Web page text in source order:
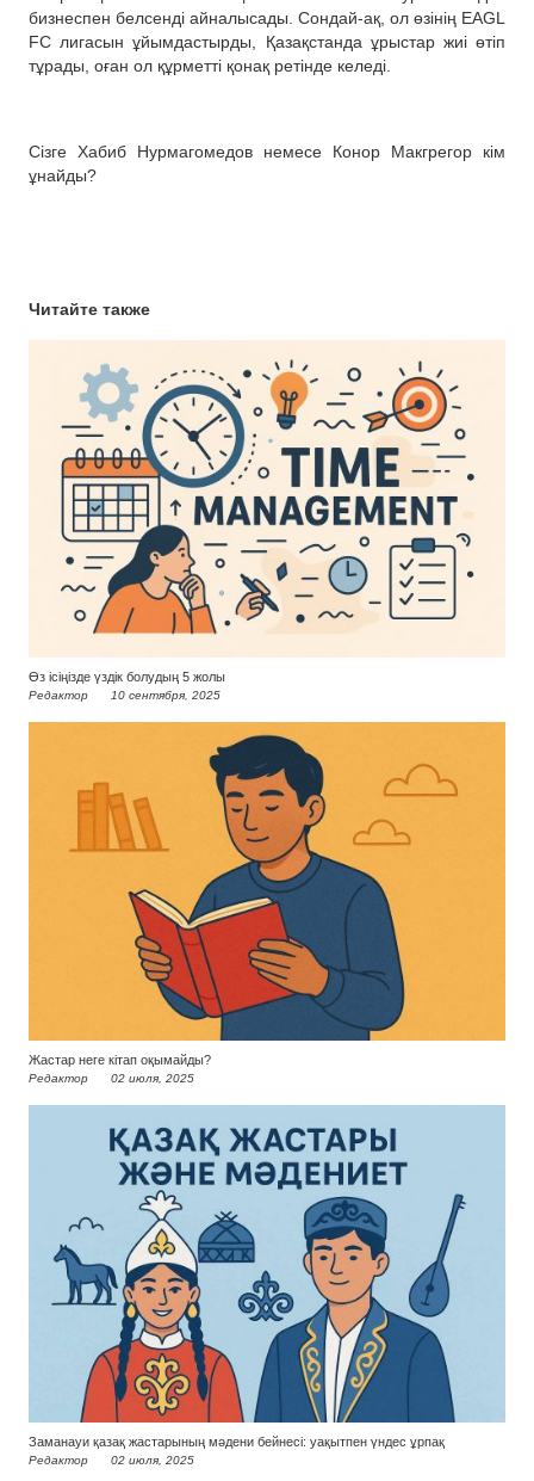
бизнеспен белсенді айналысады. Сондай-ақ, ол өзінің EAGL
FC лигасын ұйымдастырды, Қазақстанда ұрыстар жиі өтіп
тұрады, оған ол құрметті қонақ ретінде келеді.
Сізге Хабиб Нурмагомедов немесе Конор Макгрегор кім
ұнайды?
Читайте также
Өз ісіңізде үздік болудың 5 жолы
Редактор 10 сентября, 2025
Жастар неге кітап оқымайды?
Редактор 02 июля, 2025
Заманауи қазақ жастарының мәдени бейнесі: уақытпен үндес ұрпақ
Редактор 02 июля, 2025